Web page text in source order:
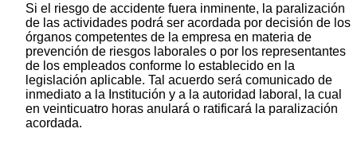
Si el riesgo de accidente fuera inminente, la paralización
de las actividades podrá ser acordada por decisión de los
órganos competentes de la empresa en materia de
prevención de riesgos laborales o por los representantes
de los empleados conforme lo establecido en la
legislación aplicable. Tal acuerdo será comunicado de
inmediato a la Institución y a la autoridad laboral, la cual
en veinticuatro horas anulará o ratificará la paralización
acordada.